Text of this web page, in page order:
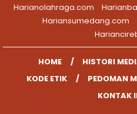
Harianolahraga.com
Hariansumedang.com
HOME HISTORI
KODE ETIK
PEDOMAN
KONTAK